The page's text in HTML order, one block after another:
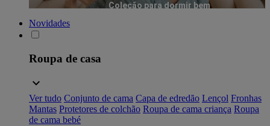
Coleção para dormir bem
Novidades
Roupa de casa
Ver tudo Conjunto de cama Capa de edredão Lençol Fronhas
Mantas Protetores de colchão Roupa de cama criança Roupa
de cama bebé